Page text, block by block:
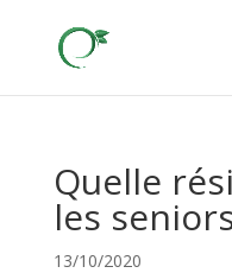
Quelle
les
13/10/2020